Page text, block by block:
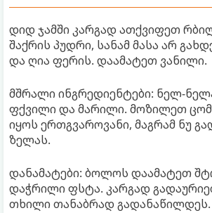
დიდ ჯამში კარგად ათქვიფეთ
შაქრის პუდრი, სანამ მასა არ
და ღია ფერის. დაამატეთ ვანილი.
მშრალი ინგრედიენტები: ნელ-
ფქვილი და მარილი. მოზილეთ
იყოს ერთგვაროვანი, მაგრამ ნუ
ზელას.
დანამატები: ბოლოს დაამატეთ
დაჭრილი ფსტა. კარგად
თხილი თანაბრად გადანაწილდეს.